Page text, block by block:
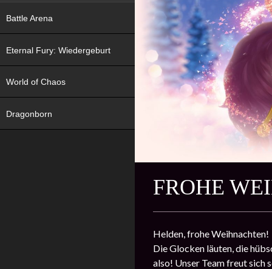
FROHE
Helden, frohe Weihnachten!
Die Glocken läuten, die
also! Unser Team freut sich
Battle Arena
Eternal Fury: Wiedergeburt
World of Chaos
Dragonborn